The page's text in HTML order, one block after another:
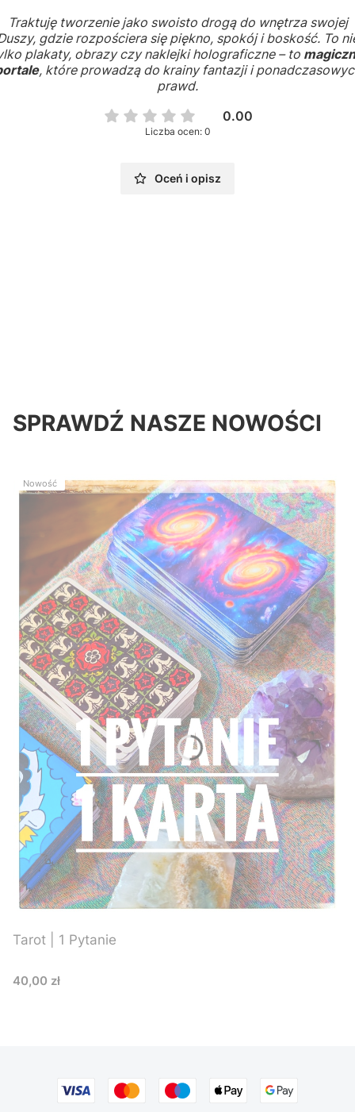
Traktuję tworzenie jako swoisto drogą do wnętrza swojej
gdzie rozpościera się piękno, spokój i boskość. To
plakaty, obrazy czy naklejki holograficzne – to
, które prowadzą do krainy fantazji i
prawd.
0.00
Liczba ocen: 0
Oceń i opisz
SPRAWDŹ NASZE NOWOŚCI
Nowość
Tarot | 1 Pytanie
Cena
40,00 zł